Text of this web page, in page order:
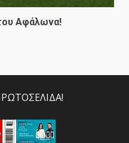
Αφάλωνα!